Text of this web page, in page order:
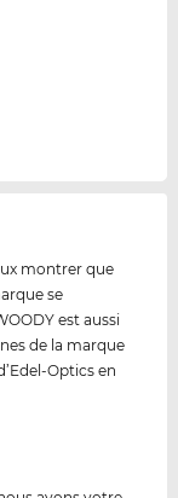
montrer que
se
est aussi
de la marque
Optics en